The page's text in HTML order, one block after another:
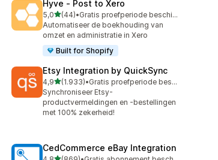
Hyve ‑ Post to Xero
5,0van 5 sterren
(44)
44 recensies in totaal
•
Gratis proefperiode beschikbaar
Automatiseer de boekhouding van
omzet en administratie in Xero
Built for Shopify
Etsy Integration by QuickSync
4,9van 5 sterren
(1.933)
1933 recensies in totaal
•
Gratis proefperiode beschikbaar
Synchroniseer Etsy-
productvermeldingen en -bestellingen
met 100% zekerheid!
CedCommerce eBay Integration